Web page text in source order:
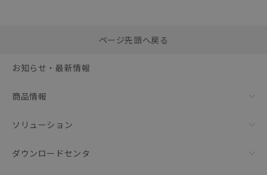
括ダウンロード
ページ先頭へ戻る
お知らせ・最新情報
商品情報
ソリューション
ダウンロードセンタ